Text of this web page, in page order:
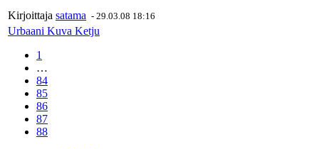
Kirjoittaja satama - 29.03.08 18:16
Urbaani Kuva Ketju
1
…
84
85
86
87
88